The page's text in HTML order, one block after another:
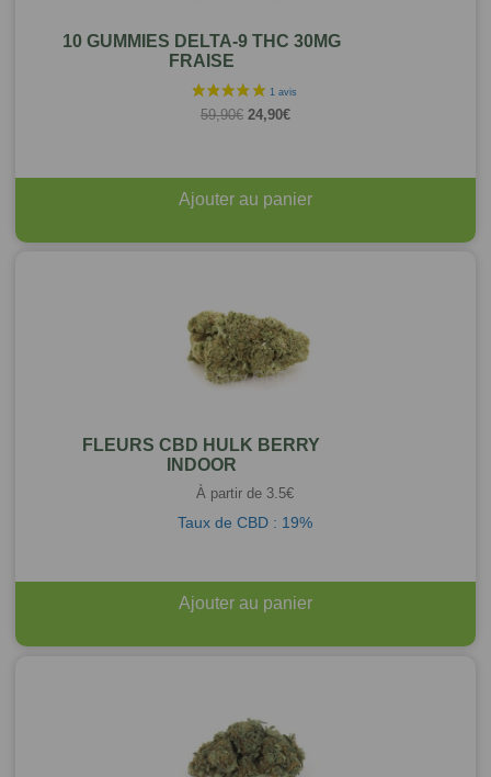
10 GUMMIES DELTA-9 THC 30MG
FRAISE
59,90€ Le
59,90€.
24,90€Le
24,90€.
Ajouter au panier
FLEURS CBD HULK BERRY
INDOOR
À partir de 3.5€
Taux de CBD : 19%
Ajouter au panier